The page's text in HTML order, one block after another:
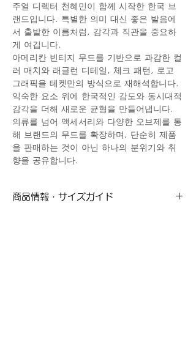
주얼 디렉터 천혜민이 함께 시작한 한국 브
랜드입니다. 특별한 의미 대신 좋은 발음에
서 출발한 이름처럼, 감각과 직관을 중요하
게 여깁니다.
아메리칸 빈티지 무드를 기반으로 과감한 컬
러 매치와 래글런 디테일, 체크 패턴, 로고
그래픽을 테켓만의 방식으로 재해석합니다.
익숙한 요소 위에 한국적인 감도와 동시대적
감각을 더해 새로운 균형을 만들어냅니다.
의류를 넘어 액세서리와 다양한 오브제를 통
해 브랜드의 무드를 확장하며, 단순히 제품
을 판매하는 것이 아닌 하나의 분위기와 취
향을 공유합니다.
商品情報・サイズガイド